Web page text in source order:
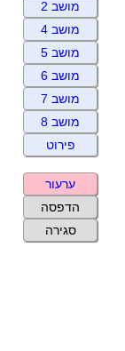
מושב 2
מושב 4
מושב 5
מושב 6
מושב 7
מושב 8
פירוט
ערעור
הדפסה
סגירה